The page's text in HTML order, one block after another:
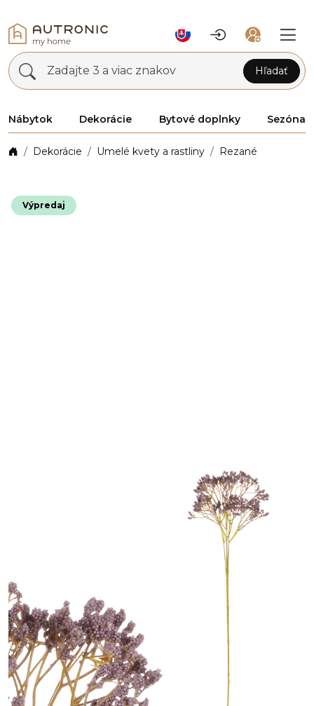
Zadajte 3 a viac znakov Hľadať
Nábytok Dekorácie Bytové doplnky Sezóna
Dekorácie Umelé kvety a rastliny Rezané
Výpredaj